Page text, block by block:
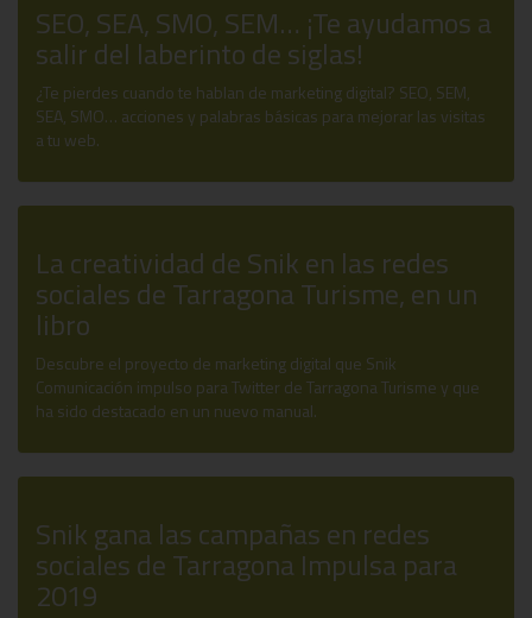
SEO, SEA, SMO, SEM… ¡Te ayudamos a
salir del laberinto de siglas!
¿Te pierdes cuando te hablan de marketing digital? SEO, SEM,
SEA, SMO… acciones y palabras básicas para mejorar las visitas
a tu web.
La creatividad de Snik en las redes
sociales de Tarragona Turisme, en un
libro
Descubre el proyecto de marketing digital que Snik
Comunicación impulso para Twitter de Tarragona Turisme y que
ha sido destacado en un nuevo manual.
Snik gana las campañas en redes
sociales de Tarragona Impulsa para
2019